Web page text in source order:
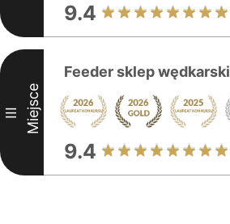
9.4
III Miejsce
Feeder sklep wędkarski
9.4